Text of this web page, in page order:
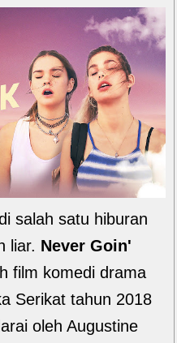
salah satu hiburan
liar. Never Goin'
film komedi drama
Serikat tahun 2018
oleh Augustine